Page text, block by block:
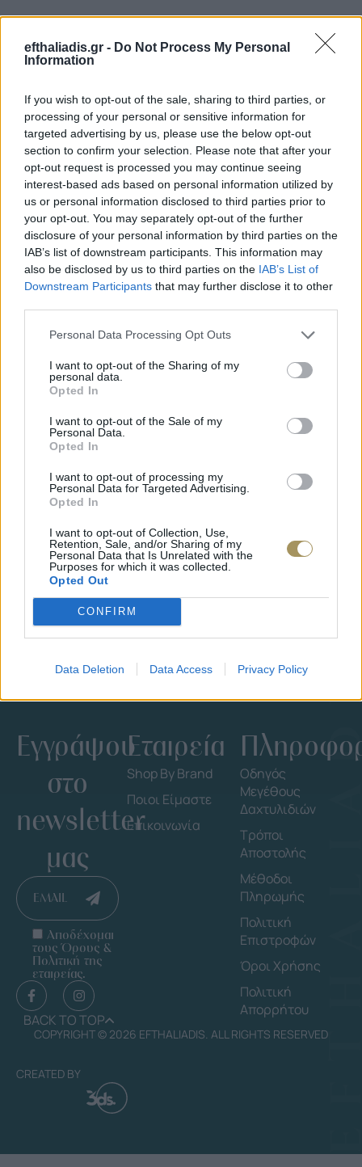
efthaliadis.gr - Do Not Process My Personal
Information
If you wish to opt-out of the sale, sharing to third parties, or
processing of your personal or sensitive information for
targeted advertising by us, please use the below opt-out
section to confirm your selection. Please note that after your
opt-out request is processed you may continue seeing
interest-based ads based on personal information utilized by
us or personal information disclosed to third parties prior to
your opt-out. You may separately opt-out of the further
disclosure of your personal information by third parties on the
IAB’s list of downstream participants. This information may
also be disclosed by us to third parties on the IAB’s List of
Downstream Participants that may further disclose it to other
Personal Data Processing Opt Outs
I want to opt-out of the Sharing of my
personal data.
Opted In
I want to opt-out of the Sale of my
Personal Data.
Opted In
I want to opt-out of processing my
Personal Data for Targeted Advertising.
Opted In
I want to opt-out of Collection, Use,
Retention, Sale, and/or Sharing of my
Personal Data that Is Unrelated with the
Purposes for which it was collected.
Opted Out
CONFIRM
Data Deletion Data Access Privacy Policy
Επιλογές Που Ταιριάζουν
Ανακαλύψτε τα κοσμήματα που αγαπήθηκαν περισσότερο!
Εδώ θα βρείτε τις κορυφαίες επιλογές που ξεχωρίζουν για
το μοναδικό τους στυλ και την εξαιρετική τους ποιότητα.
ΑΝΟΞΕΊΔΩΤΟ ΑΤΣΆΛΙ -10%
JCOU ARIA JU19087-2
134€
Εγγράψου
στο
newsletter
μας
EMAIL
Αποδέχομαι
τους Όρους &
Πολιτική της
εταιρείας.
BACK TO TOP
Εταιρεία
Shop By Brand
Ποιοι Είμαστε
Επικοινωνία
Οδηγός
Μεγέθους
Δαχτυλιδιών
Τρόποι
Αποστολής
Μέθοδοι
Πληρωμής
Πολιτική
Επιστροφών
Όροι Χρήσης
Πολιτική
Απορρήτου
COPYRIGHT © 2026 EFTHALIADIS. ALL RIGHTS RESERVED
CREATED BY